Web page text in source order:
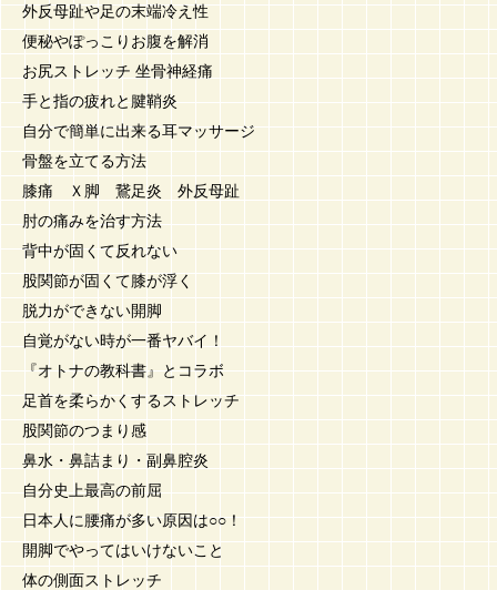
外反母趾や足の末端冷え性
便秘やぽっこりお腹を解消
お尻ストレッチ 坐骨神経痛
手と指の疲れと腱鞘炎
自分で簡単に出来る耳マッサージ
骨盤を立てる方法
膝痛 Ｘ脚 鵞足炎 外反母趾
肘の痛みを治す方法
背中が固くて反れない
股関節が固くて膝が浮く
脱力ができない開脚
自覚がない時が一番ヤバイ！
『オトナの教科書』とコラボ
足首を柔らかくするストレッチ
股関節のつまり感
鼻水・鼻詰まり・副鼻腔炎
自分史上最高の前屈
日本人に腰痛が多い原因は○○！
開脚でやってはいけないこと
体の側面ストレッチ